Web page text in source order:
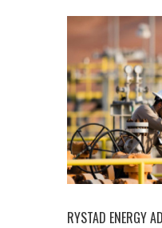
RYSTAD ENERGY